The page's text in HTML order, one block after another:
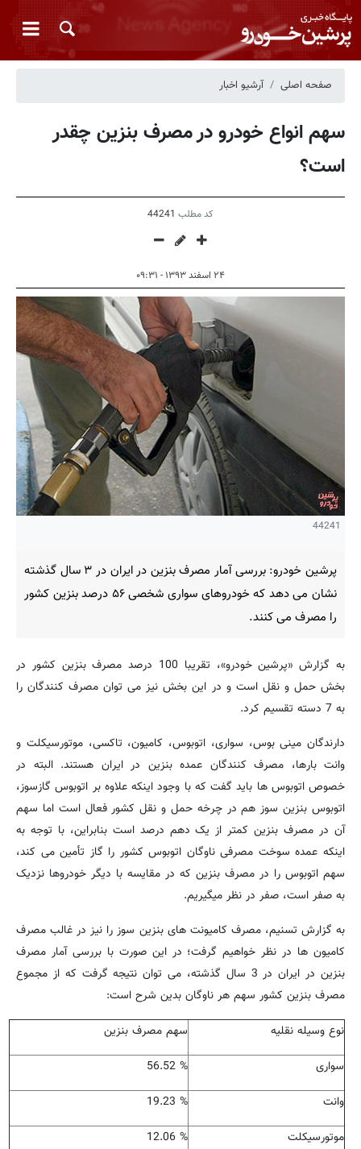
صفحه اصلی آرشیو اخبار
سهم انواع خودرو در مصرف بنزین چقدر
است؟
کد مطلب 44241
۲۴ اسفند ۱۳۹۳ - ۰۹:۳۱
44241
پرشین خودرو: بررسی آمار مصرف بنزین در ایران در ۳ سال گذشته
نشان می دهد که خودروهای سواری شخصی ۵۶ درصد بنزین کشور
را مصرف می کنند.
به گزارش «پرشین خودرو»، تقریبا 100 درصد مصرف بنزین کشور در
بخش حمل و نقل است و در این بخش نیز می توان مصرف کنندگان را
به 7 دسته تقسیم کرد
.
دارندگان مینی بوس، سواری، اتوبوس، کامیون، تاکسی، موتورسیکلت و
وانت بارها، مصرف کنندگان عمده بنزین در ایران هستند. البته در
خصوص اتوبوس ها باید گفت که با وجود اینکه علاوه بر اتوبوس گازسوز،
اتوبوس بنزین سوز هم در چرخه حمل و نقل کشور فعال است اما سهم
آن در مصرف بنزین کمتر از یک دهم درصد است بنابراین، با توجه به
اینکه عمده سوخت مصرفی ناوگان اتوبوس کشور را گاز تأمین می کند،
سهم اتوبوس را در مصرف بنزین که در مقایسه با دیگر خودروها نزدیک
به صفر است، صفر در نظر میگیریم.
به گزارش تسنیم، مصرف کامیونت های بنزین سوز را نیز در غالب مصرف
کامیون ها در نظر خواهیم گرفت؛ در این صورت با بررسی آمار مصرف
بنزین در ایران در 3 سال گذشته، می توان نتیجه گرفت که از مجموع
مصرف بنزین کشور سهم هر ناوگان بدین شرح است:
نوع وسیله نقلیه
سهم مصرف بنزین
سواری
56.52 %
وانت
19.23 %
موتورسیکلت
12.06 %